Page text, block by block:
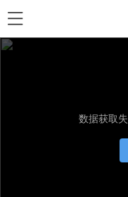
数据获取